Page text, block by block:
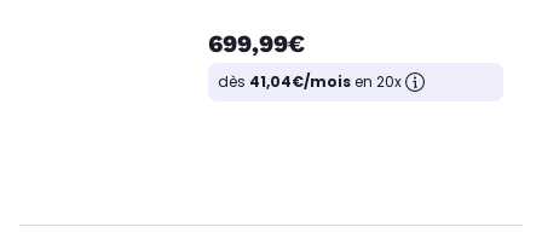
699,99€
dès 41,04€/moisen 20x